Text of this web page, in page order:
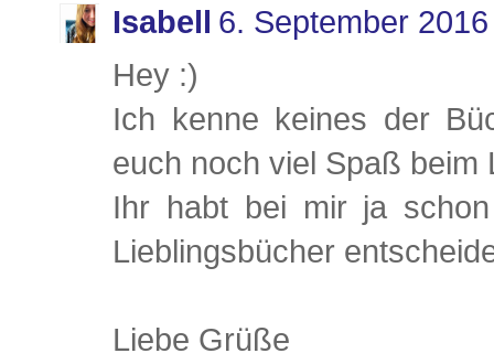
Isabell 6. September
Hey :)
Ich kenne keines der
euch noch viel Spaß beim
Ihr habt bei mir ja
Lieblingsbücher
Liebe Grüße